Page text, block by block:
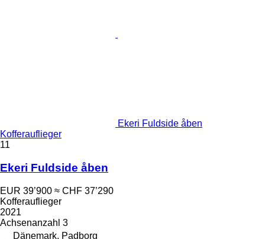
Ekeri Fuldside åben
Kofferauflieger
11
Ekeri Fuldside åben
EUR 39’900 ≈ CHF 37’290
Kofferauflieger
2021
Achsenanzahl 3
Dänemark, Padborg